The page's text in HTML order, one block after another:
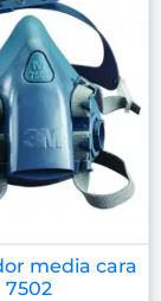
media cara
7502